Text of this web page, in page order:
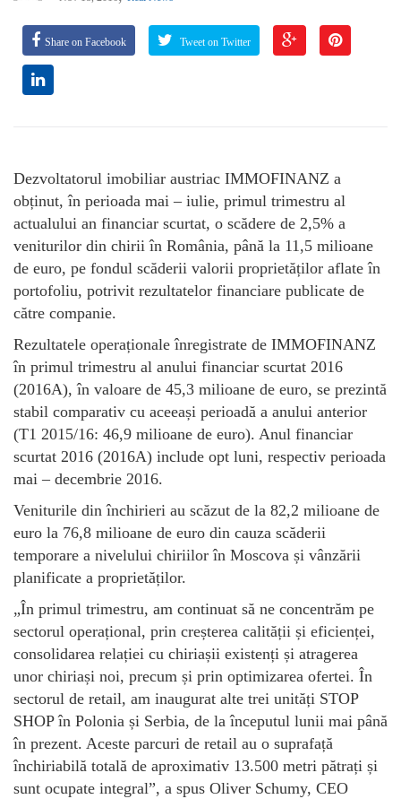
Share on Facebook Tweet on Twitter
Dezvoltatorul imobiliar austriac IMMOFINANZ a
obținut, în perioada mai – iulie, primul trimestru al
actualului an financiar scurtat, o scădere de 2,5% a
veniturilor din chirii în România, până la 11,5 milioane
de euro, pe fondul scăderii valorii proprietăților aflate în
portofoliu, potrivit rezultatelor financiare publicate de
către companie.
Rezultatele operaționale înregistrate de IMMOFINANZ
în primul trimestru al anului financiar scurtat 2016
(2016A), în valoare de 45,3 milioane de euro, se prezintă
stabil comparativ cu aceeași perioadă a anului anterior
(T1 2015/16: 46,9 milioane de euro). Anul financiar
scurtat 2016 (2016A) include opt luni, respectiv perioada
mai – decembrie 2016.
Veniturile din închirieri au scăzut de la 82,2 milioane de
euro la 76,8 milioane de euro din cauza scăderii
temporare a nivelului chiriilor în Moscova și vânzării
planificate a proprietăților.
„În primul trimestru, am continuat să ne concentrăm pe
sectorul operațional, prin creșterea calității și eficienței,
consolidarea relației cu chiriașii existenți și atragerea
unor chiriași noi, precum și prin optimizarea ofertei. În
sectorul de retail, am inaugurat alte trei unități STOP
SHOP în Polonia și Serbia, de la începutul lunii mai până
în prezent. Aceste parcuri de retail au o suprafață
închiriabilă totală de aproximativ 13.500 metri pătrați și
sunt ocupate integral”, a spus Oliver Schumy, CEO